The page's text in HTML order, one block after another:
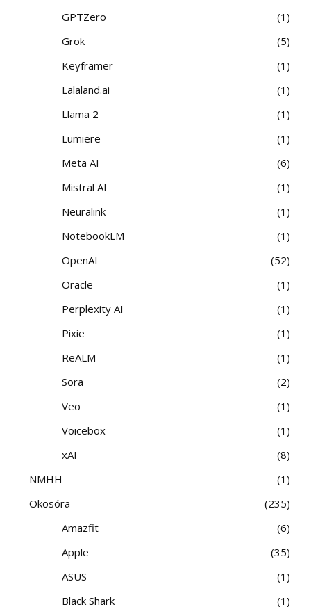
GPTZero
1
Grok
5
Keyframer
1
Lalaland.ai
1
Llama 2
1
Lumiere
1
Meta AI
6
Mistral AI
1
Neuralink
1
NotebookLM
1
OpenAI
52
Oracle
1
Perplexity AI
1
Pixie
1
ReALM
1
Sora
2
Veo
1
Voicebox
1
xAI
8
NMHH
1
Okosóra
235
Amazfit
6
Apple
35
ASUS
1
Black Shark
1